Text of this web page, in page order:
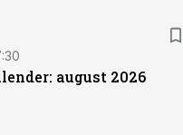
august 2026